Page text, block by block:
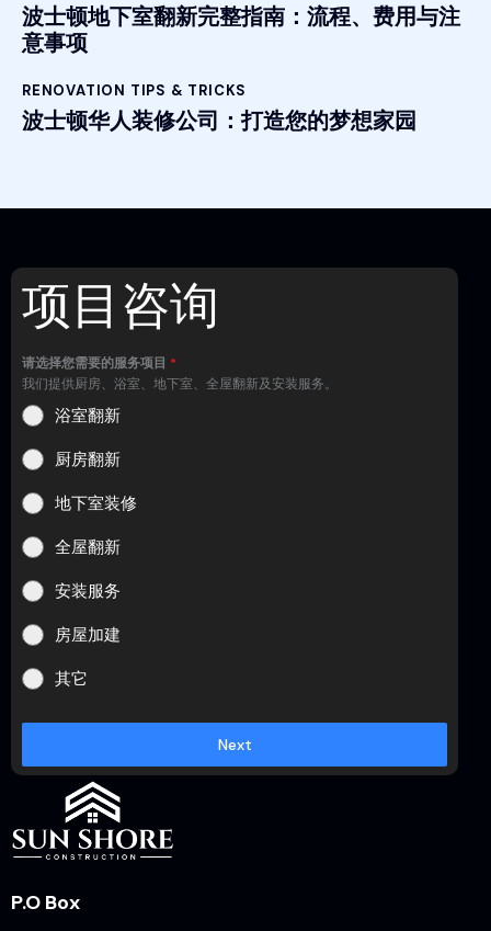
波士顿地下室翻新完整指南：流程、费用与注
意事项
RENOVATION TIPS & TRICKS
波士顿华人装修公司：打造您的梦想家园
项目咨询
请选择您需要的服务项目 *
我们提供厨房、浴室、地下室、全屋翻新及安装服务。
浴室翻新
厨房翻新
地下室装修
全屋翻新
安装服务
房屋加建
其它
Next
P.O Box